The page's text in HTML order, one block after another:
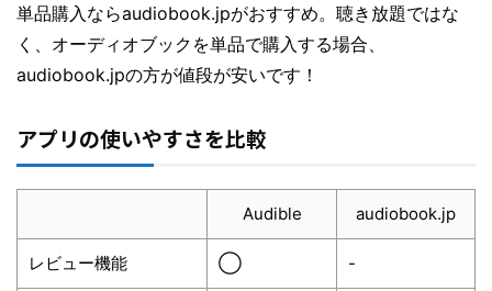
単品購入ならaudiobook.jpがおすすめ。聴き放題ではな
く、オーディオブックを単品で購入する場合、
audiobook.jpの方が値段が安いです！
アプリの使いやすさを比較
Audible audiobook.jp
レビュー機能 ◯ -